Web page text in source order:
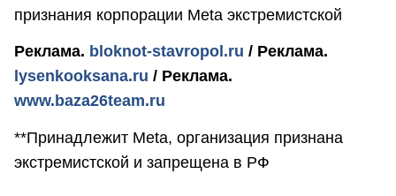
признания корпорации Meta экстремистской
Реклама. bloknot-stavropol.ru / Реклама.
lysenkooksana.ru / Реклама.
www.baza26team.ru
**Принадлежит Meta, организация признана
экстремистской и запрещена в РФ